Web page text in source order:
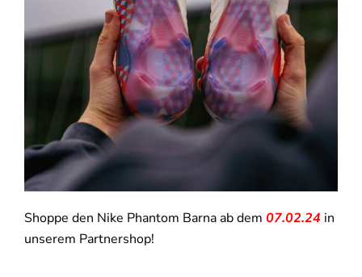
Shoppe den Nike Phantom Barna ab dem 07.02.24 in
unserem Partnershop!